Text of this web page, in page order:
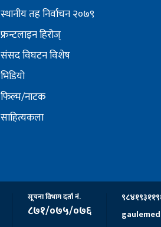
स्थानीय तह निर्वाचन २०७९
फ्रन्टलाइन हिरोज्
संसद विघटन विशेष
भिडियो
फिल्म/नाटक
साहित्यकला
सूचना विभाग दर्ता नं.
८७१/०७५/०७६